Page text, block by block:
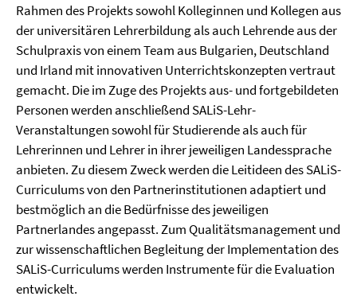
Rahmen des Projekts sowohl Kolleginnen und Kollegen aus
der universitären Lehrerbildung als auch Lehrende aus der
Schulpraxis von einem Team aus Bulgarien, Deutschland
und Irland mit innovativen Unterrichtskonzepten vertraut
gemacht. Die im Zuge des Projekts aus- und fortgebildeten
Personen werden anschließend SALiS-Lehr-
Veranstaltungen sowohl für Studierende als auch für
Lehrerinnen und Lehrer in ihrer jeweiligen Landessprache
anbieten. Zu diesem Zweck werden die Leitideen des SALiS-
Curriculums von den Partnerinstitutionen adaptiert und
bestmöglich an die Bedürfnisse des jeweiligen
Partnerlandes angepasst. Zum Qualitätsmanagement und
zur wissenschaftlichen Begleitung der Implementation des
SALiS-Curriculums werden Instrumente für die Evaluation
entwickelt.